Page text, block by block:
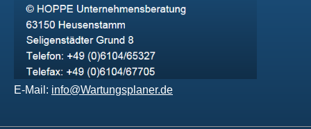
E-Mail: info@Wartungsplaner.de